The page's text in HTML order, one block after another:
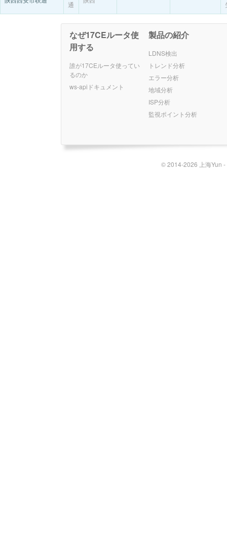
通
なぜ17CEルータ使
用する
誰が17CEルータ使ってい
るのか
ws-apiドキュメント
製品の紹介
LDNS検出
トレンド分析
エラー分析
地域分析
ISP分析
監視ポイント分析
© 2014-2026 上海Yun